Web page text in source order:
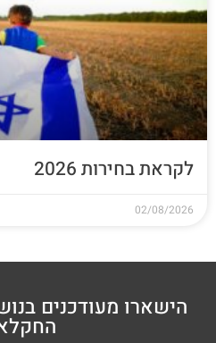
לקראת בחירות 2026
02/08/2026
הישארו מעודכנים